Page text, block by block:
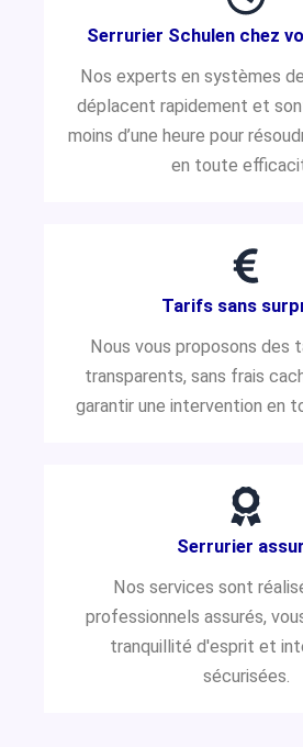
Serrurier Schulen chez
Nos experts en systèmes
déplacent rapidement et
moins d’une heure pour
en toute
Tarifs sans
Nous vous proposons des
transparents, sans frais
garantir une intervention en
Serrurier
Nos services sont
professionnels assurés,
tranquillité d'esprit et
sécurisées.